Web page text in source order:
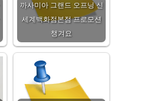
까사미아 그랜드 오프닝 신
세계백화점본점 프로모션
챙겨요